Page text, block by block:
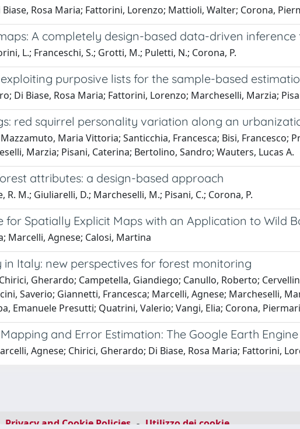
Biase, Rosa Maria; Fattorini, Lorenzo; Mattioli, Walter; Corona,
A completely design-based data-driven
L.; Franceschi, S.; Grotti, M.; Puletti, N.; Corona, P.
purposive lists for the sample-based
Di Biase, Rosa Maria; Fattorini, Lorenzo; Marcheselli, Marzia;
red squirrel personality variation along an
Maria Vittoria; Santicchia, Francesca; Bisi,
Marzia; Pisani, Caterina; Bertolino, Sandro; Wauters, Lucas A.
attributes: a design-based approach
R. M.; Giuliarelli, D.; Marcheselli, M.; Pisani, C.; Corona, P.
for Spatially Explicit Maps with an Application to Wild
Marcelli, Agnese; Calosi, Martina
Italy: new perspectives for forest monitoring
Gherardo; Campetella, Giandiego; Canullo, Roberto;
Saverio; Giannetti, Francesca; Marcelli, Agnese; Marcheselli,
Emanuele Presutti; Quatrini, Valerio; Vangi, Elia; Corona,
and Error Estimation: The Google Earth
Agnese; Chirici, Gherardo; Di Biase, Rosa Maria; Fattorini,
Privacy and Cookie Policies - Utilizzo dei cookie